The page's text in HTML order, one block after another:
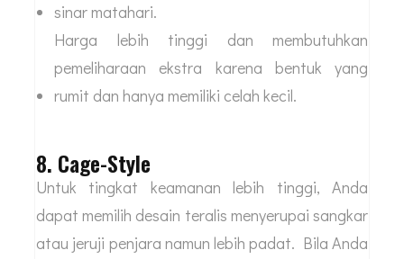
sinar matahari.
Harga lebih tinggi dan membutuhkan
pemeliharaan ekstra karena bentuk yang
rumit dan hanya memiliki celah kecil.
8. Cage-Style
Untuk tingkat keamanan lebih tinggi, Anda
dapat memilih desain teralis menyerupai sangkar
atau jeruji penjara namun lebih padat. Bila Anda